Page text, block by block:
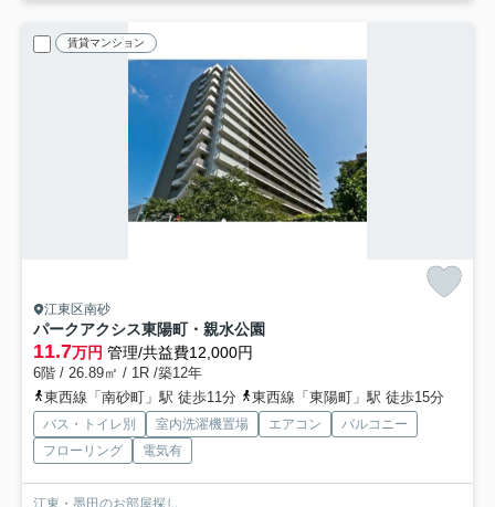
賃貸マンション
江東区南砂
パークアクシス東陽町・親水公園
11.7万円 管理/共益費12,000円
6階 / 26.89㎡ / 1R /築12年
東西線「南砂町」駅 徒歩11分
東西線「東陽町」駅 徒歩15分
バス・トイレ別 室内洗濯機置場 エアコン
バルコニー
フローリング
電気有